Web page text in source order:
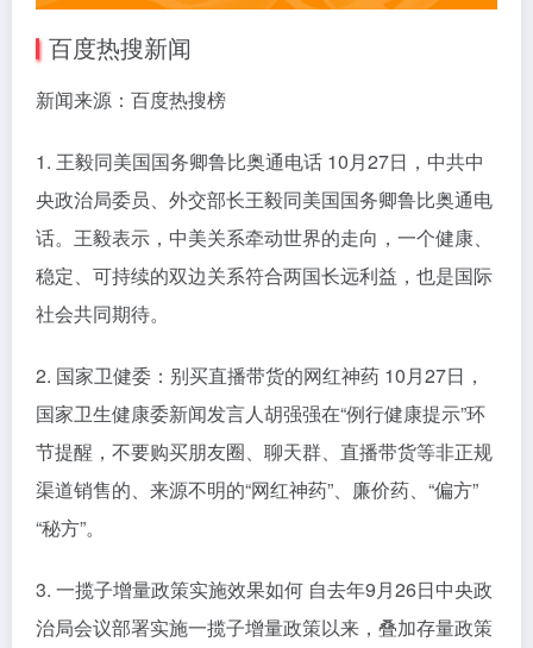
百度热搜新闻
新闻来源：百度热搜榜
1. 王毅同美国国务卿鲁比奥通电话 10月27日，中共中
央政治局委员、外交部长王毅同美国国务卿鲁比奥通电
话。王毅表示，中美关系牵动世界的走向，一个健康、
稳定、可持续的双边关系符合两国长远利益，也是国际
社会共同期待。
2. 国家卫健委：别买直播带货的网红神药 10月27日，
国家卫生健康委新闻发言人胡强强在“例行健康提示”环
节提醒，不要购买朋友圈、聊天群、直播带货等非正规
渠道销售的、来源不明的“网红神药”、廉价药、“偏方”
“秘方”。
3. 一揽子增量政策实施效果如何 自去年9月26日中央政
治局会议部署实施一揽子增量政策以来，叠加存量政策